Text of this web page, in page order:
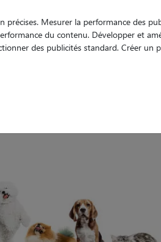
Mesurer la performance des
du contenu. Développer et
des publicités standard. Créer un